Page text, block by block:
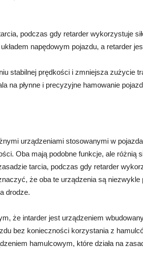
podczas gdy retarder wykorzystuje
napędowym pojazdu, a retarder
stabilnej prędkości i zmniejsza zużycie
na płynne i precyzyjne hamowanie
urządzeniami stosowanymi w
Oba mają podobne funkcje, ale różnią
tarcia, podczas gdy retarder
że oba te urządzenia są
drodze.
że intarder jest urządzeniem
bez konieczności korzystania z
hamulcowym, które działa na